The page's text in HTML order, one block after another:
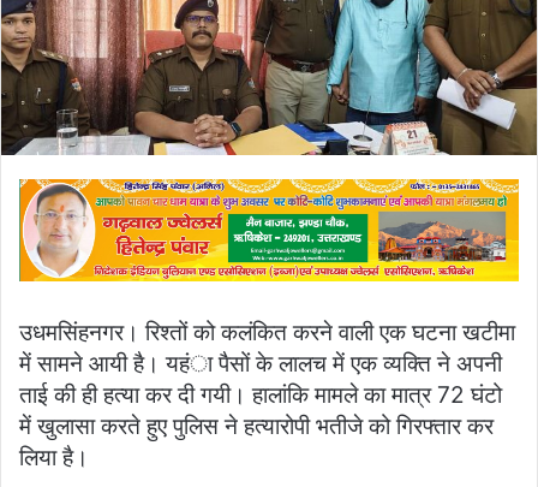
उधमसिंहनगर। रिश्तों को कलंकित करने वाली एक घटना खटीमा
में सामने आयी है। यहंा पैसों के लालच में एक व्यक्ति ने अपनी
ताई की ही हत्या कर दी गयी। हालांकि मामले का मात्र 72 घंटो
में खुलासा करते हुए पुलिस ने हत्यारोपी भतीजे को गिरफ्तार कर
लिया है।